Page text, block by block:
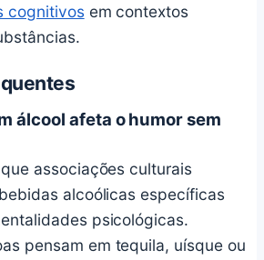
cognitivos em contextos
álcool afeta o humor sem
associações culturais
alcoólicas específicas
psicológicas.
pensam em tequila, uísque ou